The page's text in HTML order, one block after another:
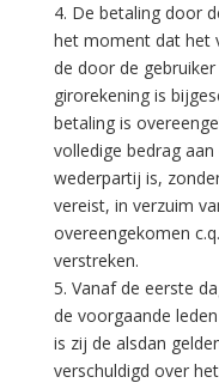
4. De betaling door
het moment dat het
de door de
girorekening is
betaling is
volledige bedrag
wederpartij is,
vereist, in verzuim
overeengekomen
verstreken.
5. Vanaf de eerste
de voorgaande
is zij de alsdan
verschuldigd over